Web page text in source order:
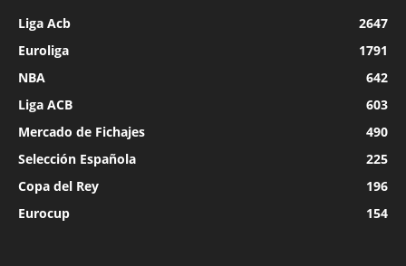
Liga Acb
2647
Euroliga
1791
NBA
642
Liga ACB
603
Mercado de Fichajes
490
Selección Española
225
Copa del Rey
196
Eurocup
154